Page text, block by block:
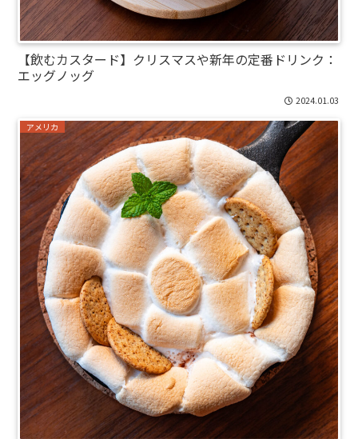
【飲むカスタード】クリスマスや新年の定番ドリンク：
エッグノッグ
2024.01.03
アメリカ